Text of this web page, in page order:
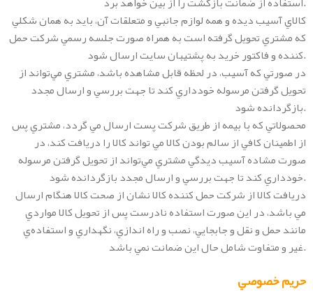
کالاي آسيب ديده و همه لوازم جانبي و متعلقات آن، بايد به همان شکلي
که مشتري تحويل گرفته است به همراه صورت جلسه رسمي شرکت حمل
کننده و فاکتور خريد به پشتيبان سايت ارسال شود.
در صورتي که آسيب‏‌، در لحظه قابل مشاهده باشد، مشتري مي‏‌تواند از
تحويل گرفتن مرسوله خودداري کند تا جهت بررسي و ارسال مجدد
بازگردانده شود.
محصولاتي که با بيمه از طريق شرکت پست ارسال مي گردد، مشتري پس
از اطمينان کافي از سالم بودن کالا مي تواند کالا را دريافت کند، در
صورت مشاده آسيب ديدگي مشتري مي‏‌تواند از تحويل گرفتن مرسوله
خودداري کند تا جهت بررسي و ارسال مجدد بازگردانده شود.
دريافت کالا از شرکت حمل کننده کالا نشان از صحت کالا هنگام ارسال
مي باشد، در اين صورت استفاده نادرست پس از تحويل کالا مواردي
مانند حمل و نقل و جابجايي، نصب و راه اندازي، نگهداري و استفاده‌ي
غير و متفاوت شامل حال اين ضمانت نمي باشد.
حريم خصوصي